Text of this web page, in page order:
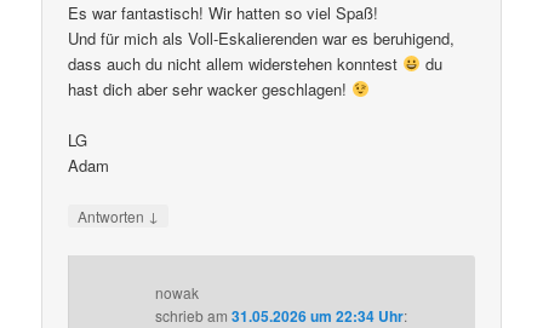
Es war fantastisch! Wir hatten so viel Spaß!
Und für mich als Voll-Eskalierenden war es beruhigend,
dass auch du nicht allem widerstehen konntest
du
hast dich aber sehr wacker geschlagen!
LG
Adam
Antworten ↓
nowak
schriebam31.05.2026 um 22:34 Uhr: